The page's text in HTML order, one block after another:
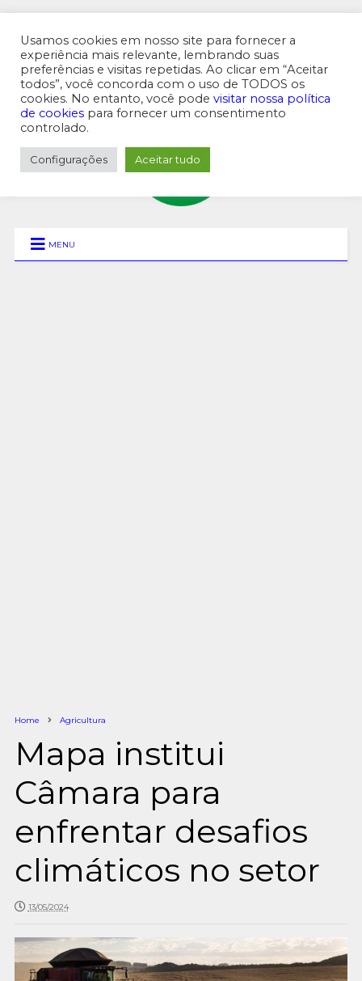
MENU SUPERIOR
MENU
Home Agricultura
Mapa institui
Câmara para
enfrentar desafios
climáticos no setor
13/05/2024
Usamos cookies em nosso site para fornecer a
experiência mais relevante, lembrando suas
preferências e visitas repetidas. Ao clicar em “Aceitar
todos”, você concorda com o uso de TODOS os
cookies. No entanto, você pode visitar nossa política
de cookies para fornecer um consentimento
controlado.
Configurações Aceitar tudo